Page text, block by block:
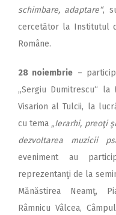
schimbare, adaptare“,
cercetător la Institutul
Române.
28 noiembrie –
„Sergiu Dumitrescu“
Visarion al Tulcii, la
cu tema „Ierarhi, preoţi
dezvoltarea muzicii
eveniment au
reprezentanţi de la
Mănăstirea Neamţ,
Râmnicu Vâlcea,